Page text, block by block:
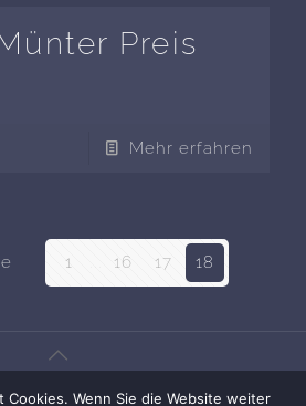
Preis
Mehr erfahren
1 16 17 18
Cookies. Wenn Sie die Website weiter